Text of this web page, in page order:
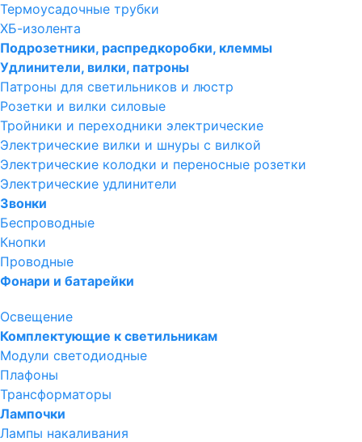
Термоусадочные трубки
ХБ-изолента
Подрозетники, распредкоробки, клеммы
Удлинители, вилки, патроны
Патроны для светильников и люстр
Розетки и вилки силовые
Тройники и переходники электрические
Электрические вилки и шнуры с вилкой
Электрические колодки и переносные розетки
Электрические удлинители
Звонки
Беспроводные
Кнопки
Проводные
Фонари и батарейки
Освещение
Комплектующие к светильникам
Модули светодиодные
Плафоны
Трансформаторы
Лампочки
Лампы накаливания